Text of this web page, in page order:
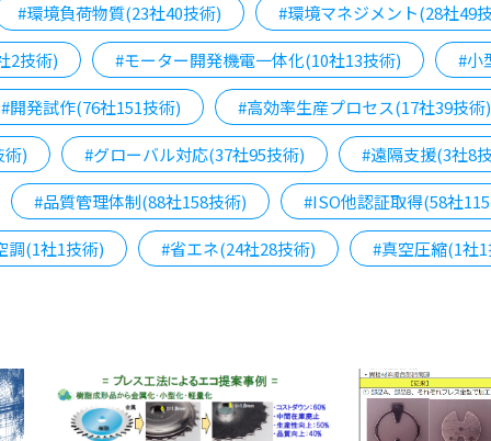
#環境負荷物質(23社40技術) #環境マネジメント(28社49
2技術) #モーター開発機電一体化(10社13技術) #小
#開発試作(76社151技術) #高効率生産プロセス(17社39技術)
術) #グローバル対応(37社95技術) #遠隔支援(3社8
#品質管理体制(88社158技術) #ISO他認証取得(58社
調(1社1技術) #省エネ(24社28技術) #真空圧縮(1社